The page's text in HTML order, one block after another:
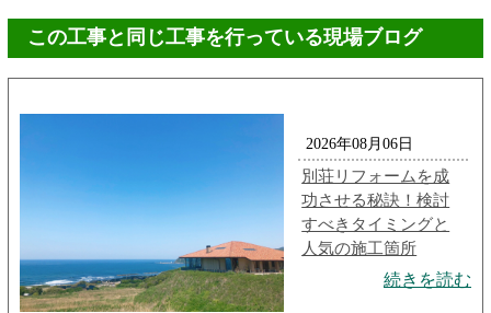
この工事と同じ工事を行っている現場ブログ
2026年08月06日
別荘リフォームを成
功させる秘訣！検討
すべきタイミングと
人気の施工箇所
続きを読む